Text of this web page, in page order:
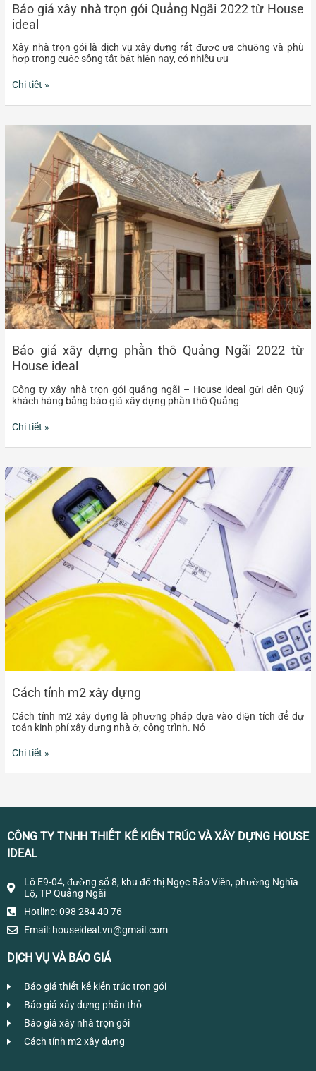
Báo giá xây nhà trọn gói Quảng Ngãi 2022 từ House
ideal
Xây nhà trọn gói là dịch vụ xây dựng rất được ưa chuộng và phù
hợp trong cuộc sống tất bật hiện nay, có nhiều ưu
Chi tiết »
Báo giá xây dựng phần thô Quảng Ngãi 2022 từ
House ideal
Công ty xây nhà trọn gói quảng ngãi – House ideal gửi đến Quý
khách hàng bảng báo giá xây dựng phần thô Quảng
dựng
phần
thô
Quảng
Ngãi
2022
từ
House
ideal
Chi tiết »
Cách tính m2 xây dựng
Cách tính m2 xây dựng là phương pháp dựa vào diện tích để dự
toán kinh phí xây dựng nhà ở, công trình. Nó
Cách
tính
m2
xây
dựng
Chi tiết »
CÔNG TY TNHH THIẾT KẾ KIẾN TRÚC VÀ XÂY DỰNG HOUSE
IDEAL
Lô E9-04, đường số 8, khu đô thị Ngọc Bảo Viên, phường Nghĩa
Lộ, TP Quảng Ngãi
Hotline: 098 284 40 76
Email: houseideal.vn@gmail.com
DỊCH VỤ VÀ BÁO GIÁ
Báo giá thiết kế kiến trúc trọn gói
Báo giá xây dựng phần thô
Báo giá xây nhà trọn gói
Cách tính m2 xây dựng